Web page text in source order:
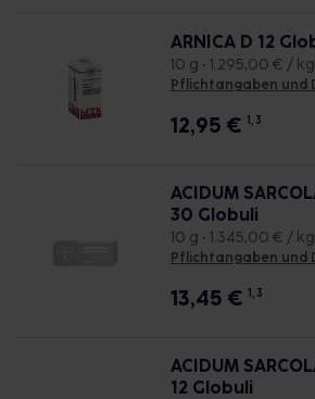
ARNICA D 12
10 g • 1.295,00 € / kg
Pflichtangaben und
12,95 € 1, 3
ACIDUM
30 Globuli
10 g • 1.345,00 € / kg
Pflichtangaben und
13,45 € 1, 3
ACIDUM
12 Globuli